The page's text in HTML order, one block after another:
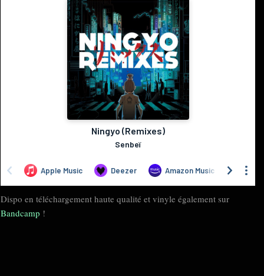
Dispo en téléchargement haute qualité et vinyle également sur
Bandcamp !